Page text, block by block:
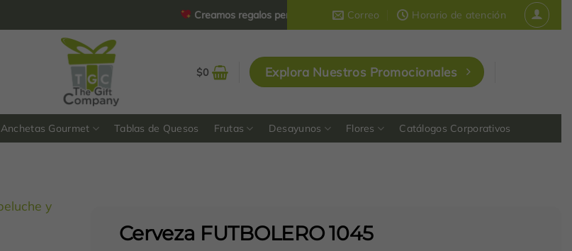
Creamos regalos personalizados y corporativos que dejan huella en Colombia
Correo Horario de atención
$0 Explora Nuestros Promocionales
Anchetas Gourmet Tablas de Quesos Frutas Desayunos Flores Catálogos Corporativos
Cerveza FUTBOLERO 1045